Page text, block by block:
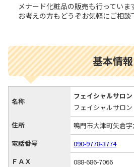
メナード化粧品の販売も行ってい
お考えの方もどうぞお気軽にご相談
基本情報
名称
フェイシャルサロ
フェイシャルサロ
住所
鳴門市大津町矢倉
電話番号
090-9778-3774
ＦＡＸ
088-686-7066